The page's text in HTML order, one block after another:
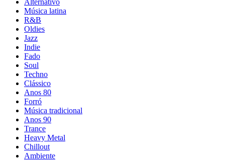
Alternativo
Música latina
R&B
Oldies
Jazz
Indie
Fado
Soul
Techno
Clássico
Anos 80
Forró
Música tradicional
Anos 90
Trance
Heavy Metal
Chillout
Ambiente